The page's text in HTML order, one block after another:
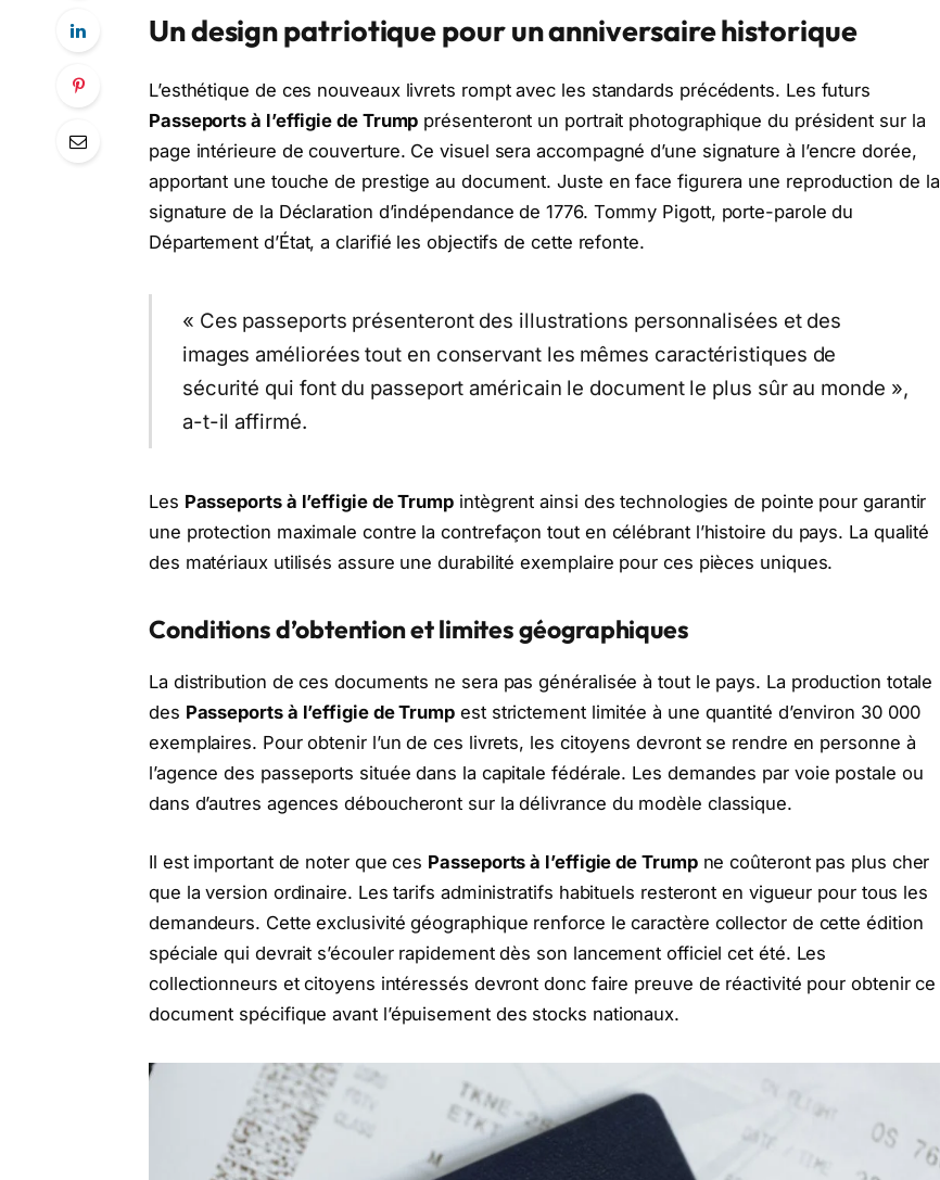
Un design patriotique pour un anniversaire historique
L’esthétique de ces nouveaux livrets rompt avec les standards précédents. Les futurs
Passeports à l’effigie de Trump présenteront un portrait photographique du président sur la
page intérieure de couverture. Ce visuel sera accompagné d’une signature à l’encre dorée,
apportant une touche de prestige au document. Juste en face figurera une reproduction de la
signature de la Déclaration d’indépendance de 1776. Tommy Pigott, porte-parole du
Département d’État, a clarifié les objectifs de cette refonte.
« Ces passeports présenteront des illustrations personnalisées et des
images améliorées tout en conservant les mêmes caractéristiques de
sécurité qui font du passeport américain le document le plus sûr au monde »,
a-t-il affirmé.
Les Passeports à l’effigie de Trump intègrent ainsi des technologies de pointe pour garantir
une protection maximale contre la contrefaçon tout en célébrant l’histoire du pays. La qualité
des matériaux utilisés assure une durabilité exemplaire pour ces pièces uniques.
Conditions d’obtention et limites géographiques
La distribution de ces documents ne sera pas généralisée à tout le pays. La production totale
des Passeports à l’effigie de Trump est strictement limitée à une quantité d’environ 30 000
exemplaires. Pour obtenir l’un de ces livrets, les citoyens devront se rendre en personne à
l’agence des passeports située dans la capitale fédérale. Les demandes par voie postale ou
dans d’autres agences déboucheront sur la délivrance du modèle classique.
Il est important de noter que ces Passeports à l’effigie de Trumpne coûteront pas plus cher
que la version ordinaire. Les tarifs administratifs habituels resteront en vigueur pour tous les
demandeurs. Cette exclusivité géographique renforce le caractère collector de cette édition
spéciale qui devrait s’écouler rapidement dès son lancement officiel cet été. Les
collectionneurs et citoyens intéressés devront donc faire preuve de réactivité pour obtenir ce
document spécifique avant l’épuisement des stocks nationaux.